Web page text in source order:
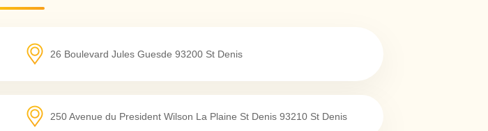
26 Boulevard Jules Guesde 93200 St Denis
250 Avenue du President Wilson La Plaine St Denis 93210 St Denis